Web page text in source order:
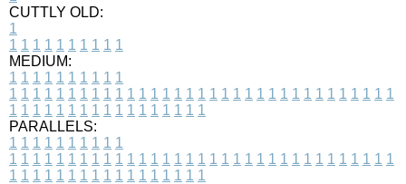
CUTTLY OLD:
1
1 1 1 1 1 1 1 1 1 1
MEDIUM:
1 1 1 1 1 1 1 1 1 1
1 1 1 1 1 1 1 1 1 1 1 1 1 1 1 1 1 1 1 1 1 1 1 1 1 1 1 1 1 1 1 1 1
1 1 1 1 1 1 1 1 1 1 1 1 1 1 1 1 1
PARALLELS:
1 1 1 1 1 1 1 1 1 1
1 1 1 1 1 1 1 1 1 1 1 1 1 1 1 1 1 1 1 1 1 1 1 1 1 1 1 1 1 1 1 1 1
1 1 1 1 1 1 1 1 1 1 1 1 1 1 1 1 1